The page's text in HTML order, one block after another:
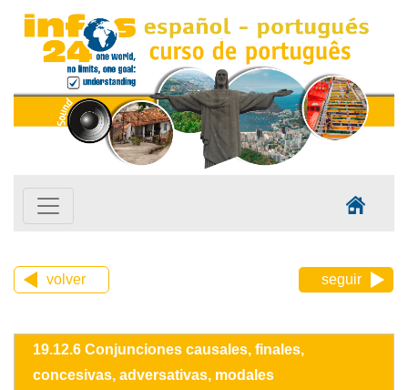
volver seguir
19.12.6 Conjunciones causales, finales,
concesivas, adversativas, modales